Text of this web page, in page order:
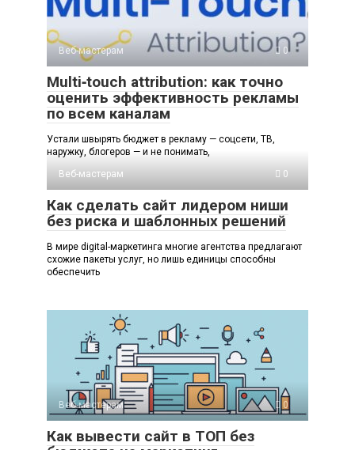
Веб-мастерам 0
Multi‑touch attribution: как точно
оценить эффективность рекламы
по всем каналам
Устали швырять бюджет в рекламу — соцсети, ТВ,
наружку, блогеров — и не понимать,
Веб-мастерам
0
Как сделать сайт лидером ниши
без риска и шаблонных решений
В мире digital-маркетинга многие агентства предлагают
схожие пакеты услуг, но лишь единицы способны
обеспечить
Веб-мастерам 0
Как вывести сайт в ТОП без